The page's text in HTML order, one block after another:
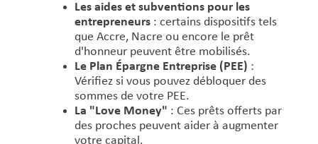
Les aides et subventions pour les
entrepreneurs: certains dispositifs tels
que Accre, Nacre ou encore le prêt
d'honneur peuvent être mobilisés.
Le Plan Épargne Entreprise (PEE) :
Vérifiez si vous pouvez débloquer des
sommes de votre PEE.
La "Love Money" : Ces prêts offerts par
des proches peuvent aider à augmenter
votre capital.